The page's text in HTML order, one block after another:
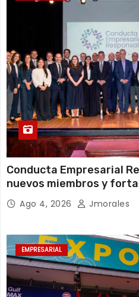
Conducta Empresarial
nuevos miembros y
empresarial en Ecuador
Ago 4, 2026 Jmorales
EMPRESARIAL